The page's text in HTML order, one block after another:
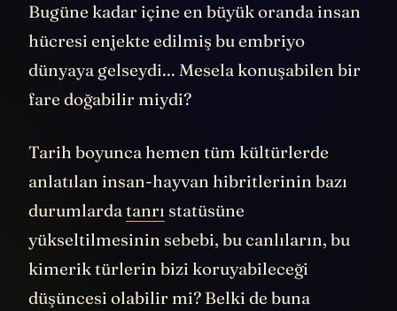
Bugüne kadar içine en büyük oranda insan
hücresi enjekte edilmiş bu embriyo
dünyaya gelseydi... Mesela konuşabilen bir
fare doğabilir miydi?
Tarih boyunca hemen tüm kültürlerde
anlatılan insan-hayvan hibritlerinin bazı
durumlardatanrı statüsüne
yükseltilmesinin sebebi, bu canlıların, bu
kimerik türlerin bizi koruyabileceği
düşüncesi olabilir mi? Belki de buna